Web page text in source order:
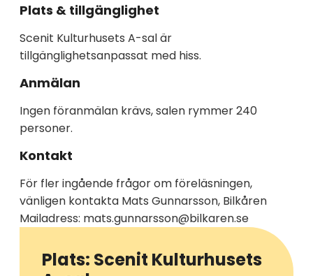
Plats & tillgänglighet
Scenit Kulturhusets A-sal är
tillgänglighetsanpassat med hiss.
Anmälan
Ingen föranmälan krävs, salen rymmer 240
personer.
Kontakt
För fler ingående frågor om föreläsningen,
vänligen kontakta Mats Gunnarsson, Bilkåren
Mailadress: mats.gunnarsson@bilkaren.se
Plats: Scenit Kulturhusets